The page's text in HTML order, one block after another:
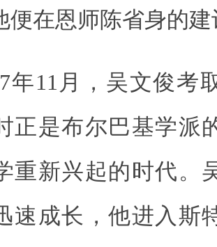
便在恩师陈省身的
年11月，吴文俊考
正是布尔巴基学派
重新兴起的时代。
速成长，他进入斯